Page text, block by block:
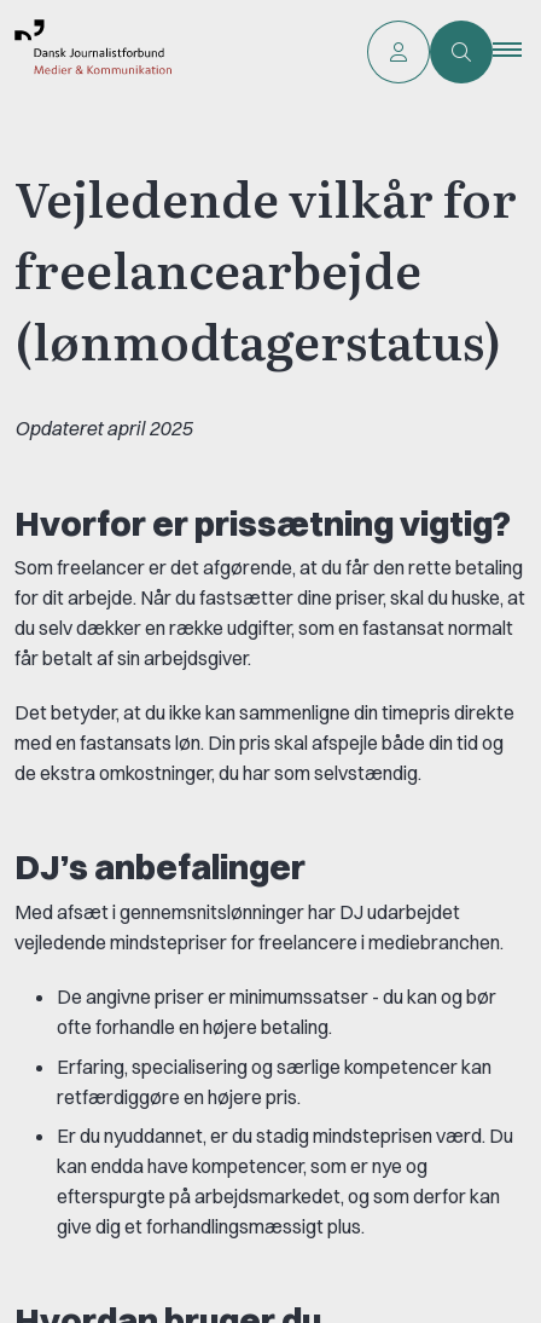
Vejledende vilkår for
freelancearbejde
(lønmodtagerstatus)
Opdateret april 2025
Hvorfor er prissætning vigtig?
Som freelancer er det afgørende, at du får den rette betaling
for dit arbejde. Når du fastsætter dine priser, skal du huske, at
du selv dækker en række udgifter, som en fastansat normalt
får betalt af sin arbejdsgiver.
Det betyder, at du ikke kan sammenligne din timepris direkte
med en fastansats løn. Din pris skal afspejle både din tid og
de ekstra omkostninger, du har som selvstændig.
DJ’s anbefalinger
Med afsæt i gennemsnitslønninger har DJ udarbejdet
vejledende mindstepriser for freelancere i mediebranchen.
De angivne priser er minimumssatser - du kan og bør
ofte forhandle en højere betaling.
Erfaring, specialisering og særlige kompetencer kan
retfærdiggøre en højere pris.
Er du nyuddannet, er du stadig mindsteprisen værd. Du
kan endda have kompetencer, som er nye og
efterspurgte på arbejdsmarkedet, og som derfor kan
give dig et forhandlingsmæssigt plus.